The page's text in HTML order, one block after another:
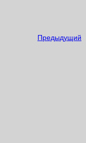
Предыдущий